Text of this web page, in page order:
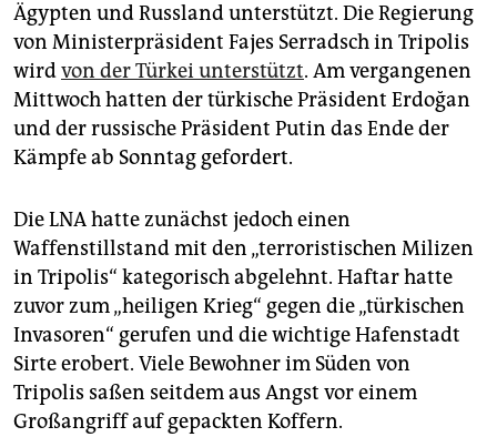
Ägypten und Russland unterstützt. Die Regierung
von Ministerpräsident Fajes Serradsch in Tripolis
wirdvon der Türkei unterstützt. Am vergangenen
Mittwoch hatten der türkische Präsident Erdoğan
und der russische Präsident Putin das Ende der
Kämpfe ab Sonntag gefordert.
Die LNA hatte zunächst jedoch einen
Waffenstillstand mit den „terroristischen Milizen
in Tripolis“ kategorisch abgelehnt. Haftar hatte
zuvor zum „heiligen Krieg“ gegen die „türkischen
Invasoren“ gerufen und die wichtige Hafenstadt
Sirte erobert. Viele Bewohner im Süden von
Tripolis saßen seitdem aus Angst vor einem
Großangriff auf gepackten Koffern.